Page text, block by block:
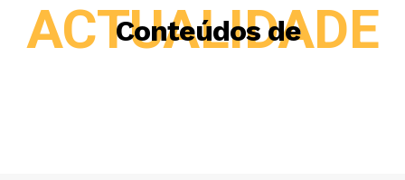
Conteúdos de
ACTUALIDADE